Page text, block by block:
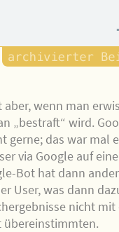
wenn man
„bestraft“ wird.
gerne; das war mal
via Google auf
Bot hat dann
User, was dann
nicht mit